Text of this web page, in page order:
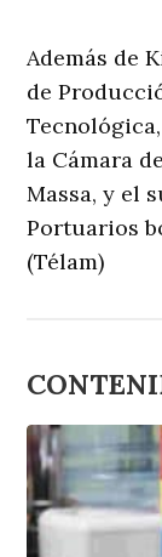
Además de
de
la Cámara
Massa, y el
Portuarios
(Télam)